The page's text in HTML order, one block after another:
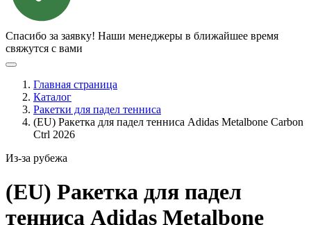
Спасибо за заявку! Наши менеджеры в ближайшее время
свяжутся с вами
Главная страница
Каталог
Ракетки для падел тенниса
(EU) Ракетка для падел тенниса Adidas Metalbone Carbon
Ctrl 2026
Из-за рубежа
(EU) Ракетка для падел
тенниса Adidas Metalbone